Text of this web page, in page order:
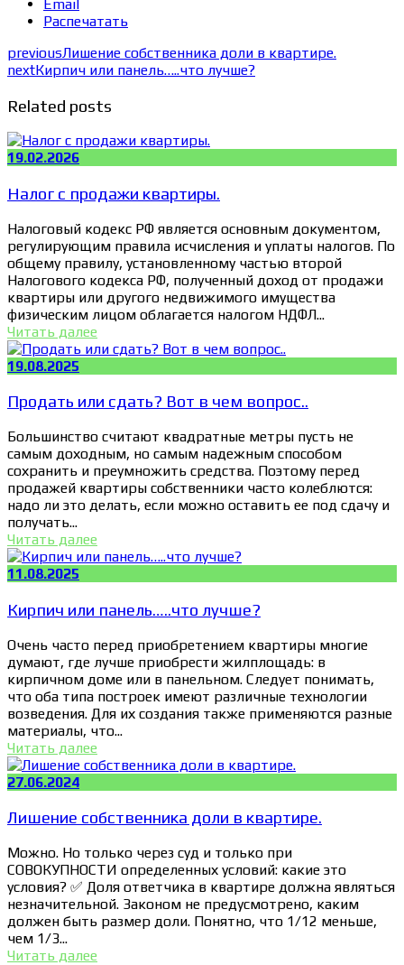
Email
Распечатать
previousЛишение собственника доли в квартире.
nextКирпич или панель…..что лучше?
Related posts
19.02.2026
Налог с продажи квартиры.
Налоговый кодекс РФ является основным документом,
регулирующим правила исчисления и уплаты налогов. По
общему правилу, установленному частью второй
Налогового кодекса РФ, полученный доход от продажи
квартиры или другого недвижимого имущества
физическим лицом облагается налогом НДФЛ...
Читать далее
19.08.2025
Продать или сдать? Вот в чем вопрос..
Большинство считают квадратные метры пусть не
самым доходным, но самым надежным способом
сохранить и преумножить средства. Поэтому перед
продажей квартиры собственники часто колеблются:
надо ли это делать, если можно оставить ее под сдачу и
получать...
Читать далее
11.08.2025
Кирпич или панель…..что лучше?
Очень часто перед приобретением квартиры многие
думают, где лучше приобрести жилплощадь: в
кирпичном доме или в панельном. Следует понимать,
что оба типа построек имеют различные технологии
возведения. Для их создания также применяются разные
материалы, что...
Читать далее
27.06.2024
Лишение собственника доли в квартире.
Можно. Но только через суд и только при
СОВОКУПНОСТИ определенных условий: какие это
условия? ✅ Доля ответчика в квартире должна являться
незначительной. Законом не предусмотрено, каким
должен быть размер доли. Понятно, что 1/12 меньше,
чем 1/3...
Читать далее